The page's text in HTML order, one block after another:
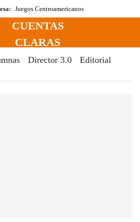
Juegos Centroamericanos
El Dia Digital
CUENTAS
CLARAS
Director 3.0 Editorial